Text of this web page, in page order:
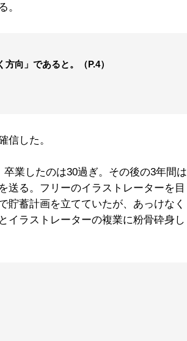
。
向」であると。（P.4）
信した。
業したのは30過ぎ。その後の3年間は
送る。フリーのイラストレーターを目
貯蓄計画を立てていたが、あっけなく
イラストレーターの複業に粉骨砕身し